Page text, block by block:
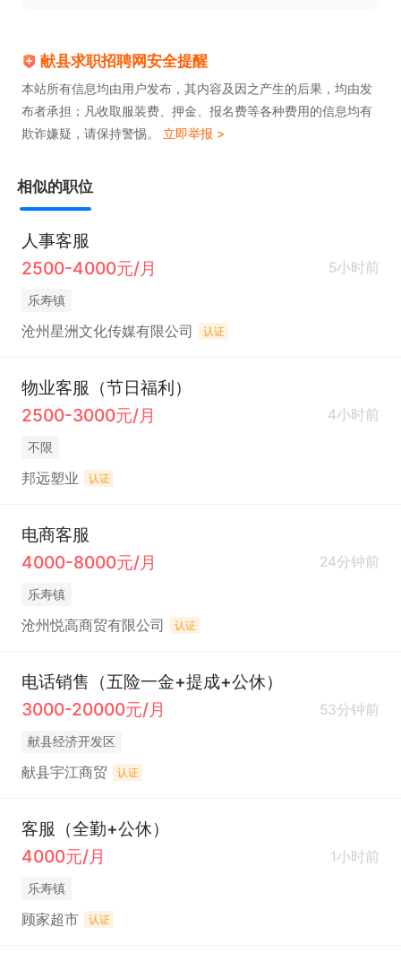
献县求职招聘网安全提醒
本站所有信息均由用户发布，其内容及因之产生的后果，均由发
布者承担；凡收取服装费、押金、报名费等各种费用的信息均有
欺诈嫌疑，请保持警惕。 立即举报 >
相似的职位
人事客服
2500-4000元/月
5小时前
乐寿镇
沧州星洲文化传媒有限公司 认证
物业客服（节日福利）
2500-3000元/月
4小时前
不限
邦远塑业 认证
电商客服
4000-8000元/月
24分钟前
乐寿镇
沧州悦高商贸有限公司 认证
电话销售（五险一金+提成+公休）
3000-20000元/月
53分钟前
献县经济开发区
献县宇江商贸 认证
客服（全勤+公休）
4000元/月
1小时前
乐寿镇
顾家超市 认证